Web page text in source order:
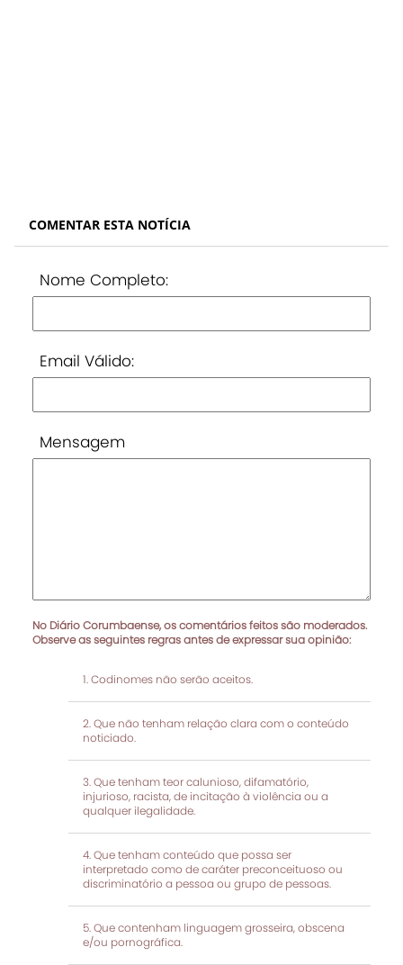
COMENTAR ESTA NOTÍCIA
Nome Completo:
Email Válido:
Mensagem
No Diário Corumbaense, os comentários feitos são moderados.
Observe as seguintes regras antes de expressar sua opinião:
Codinomes não serão aceitos.
Que não tenham relação clara com o conteúdo
noticiado.
Que tenham teor calunioso, difamatório,
injurioso, racista, de incitação à violência ou a
qualquer ilegalidade.
Que tenham conteúdo que possa ser
interpretado como de caráter preconceituoso ou
discriminatório a pessoa ou grupo de pessoas.
Que contenham linguagem grosseira, obscena
e/ou pornográfica.